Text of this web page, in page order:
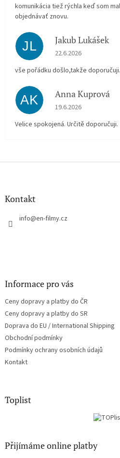
komunikácia tiež rýchla keď som
objednávať znovu.
JL Jakub Lukášek
Hodnocení obchodu je
22.6.2026
vše pořádku došlo,takže doporučuji.
AK Anna Kuprová
Hodnocení obchodu je
19.6.2026
Velice spokojená. Určitě doporučuji.
Z
Kontakt
info@en-filmy.cz
Informace pro vás
Ceny dopravy a platby do ČR
Ceny dopravy a platby do SR
Doprava do EU / International Shipping
Obchodní podmínky
Podmínky ochrany osobních údajů
Kontakt
Toplist
Přijímáme online platby